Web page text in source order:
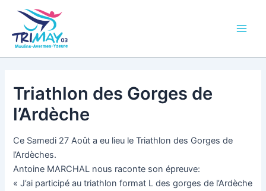
contenu
Triathlon des Gorges de
l’Ardèche
Ce Samedi 27 Août a eu lieu le Triathlon des Gorges de
l’Ardèches.
Antoine MARCHAL nous raconte son épreuve:
« J’ai participé au triathlon format L des gorges de l’Ardèche